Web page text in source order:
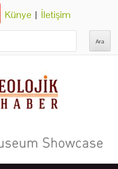
Künye | İletişim